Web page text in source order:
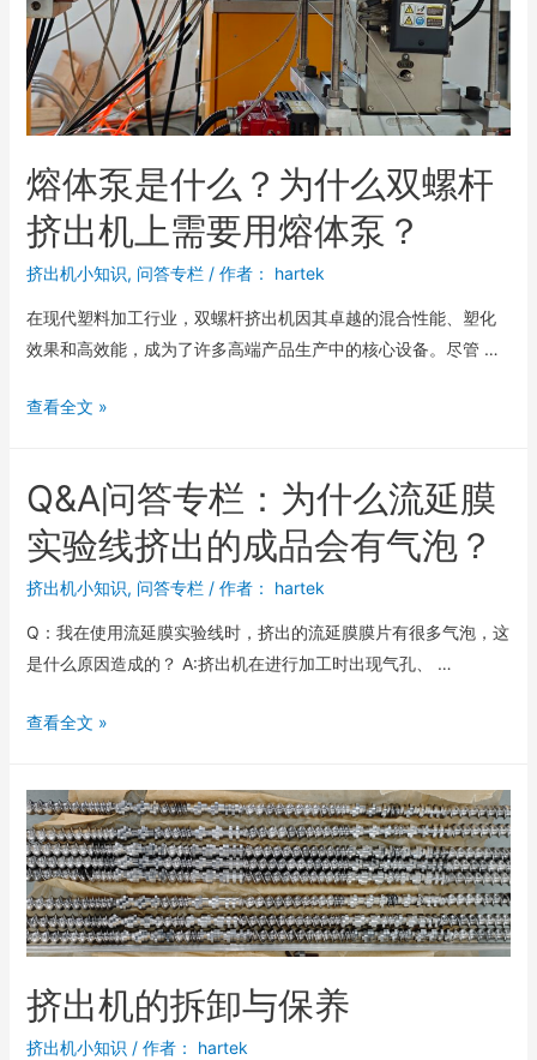
熔体泵是什么？为什么双螺杆
挤出机上需要用熔体泵？
挤出机小知识, 问答专栏/ 作者： hartek
在现代塑料加工行业，双螺杆挤出机因其卓越的混合性能、塑化
效果和高效能，成为了许多高端产品生产中的核心设备。尽管 …
查看全文 »
Q&A问答专栏：为什么流延膜
实验线挤出的成品会有气泡？
挤出机小知识, 问答专栏/ 作者： hartek
Q：我在使用流延膜实验线时，挤出的流延膜膜片有很多气泡，这
是什么原因造成的？ A:挤出机在进行加工时出现气孔、 …
查看全文 »
挤出机的拆卸与保养
挤出机小知识 / 作者： hartek